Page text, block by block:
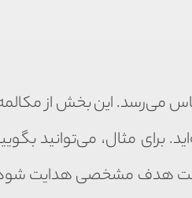
می‌رسد. این بخش از
مثال، می‌توانید
هدف مشخصی هدایت شود و